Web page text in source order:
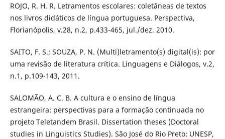
ROJO, R. H. R. Letramentos escolares: coletâneas de textos
nos livros didáticos de língua portuguesa. Perspectiva,
Florianópolis, v.28, n.2, p.433-465, jul./dez. 2010.
SAITO, F. S.; SOUZA, P. N. (Multi)letramento(s) digital(is): por
uma revisão de literatura crítica. Linguagens e Diálogos, v.2,
n.1, p.109-143, 2011.
SALOMÃO, A. C. B. A cultura e o ensino de língua
estrangeira: perspectivas para a formação continuada no
projeto Teletandem Brasil. Dissertation theses (Doctoral
studies in Linguistics Studies). São José do Rio Preto: UNESP,